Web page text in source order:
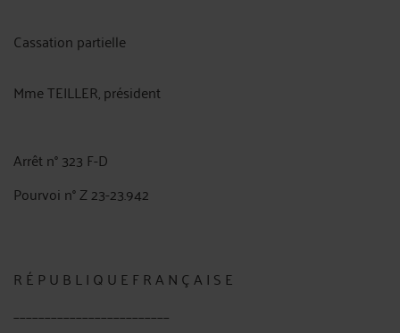
Cassation partielle
Mme TEILLER, président
Arrêt n° 323 F-D
Pourvoi n° Z 23-23.942
R É P U B L I Q U E F R A N Ç A I S E
_________________________